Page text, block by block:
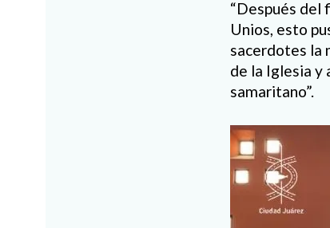
“Después del
Unios, esto
sacerdotes la
de la Iglesia y
samaritano”.